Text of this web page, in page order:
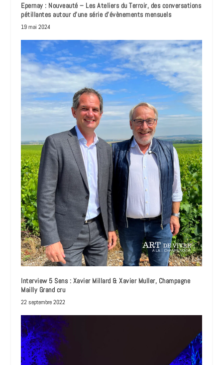
Epernay : Nouveauté – Les Ateliers du Terroir, des conversations
pétillantes autour d’une série d’évènements mensuels
19 mai 2024
Interview 5 Sens : Xavier Millard & Xavier Muller, Champagne
Mailly Grand cru
22 septembre 2022